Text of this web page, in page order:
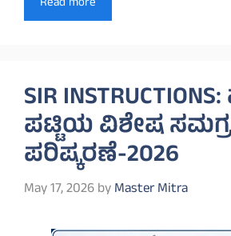
SIR
ಪಟ್ಟಿಯ ವಿಶೇಷ ಸಮಗ್ರ
ಪರಿಷ್ಕರಣೆ-2026
May 17, 2026byMaster Mitra